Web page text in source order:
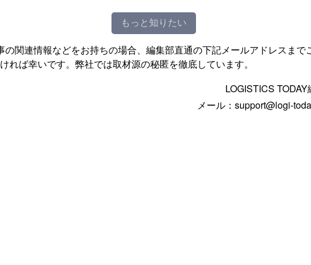
もっと知りたい
の関連情報などをお持ちの場合、編集部直通の下記メールアドレスまで
れば幸いです。弊社では取材源の秘匿を徹底しています。
LOGISTICS TODAY
メール：support@logi-